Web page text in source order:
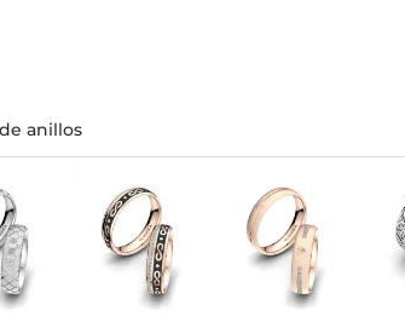
anillos